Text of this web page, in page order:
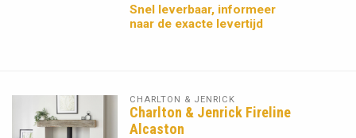
Snel leverbaar, informeer
naar de exacte levertijd
CHARLTON & JENRICK
Charlton & Jenrick Fireline
Alcaston